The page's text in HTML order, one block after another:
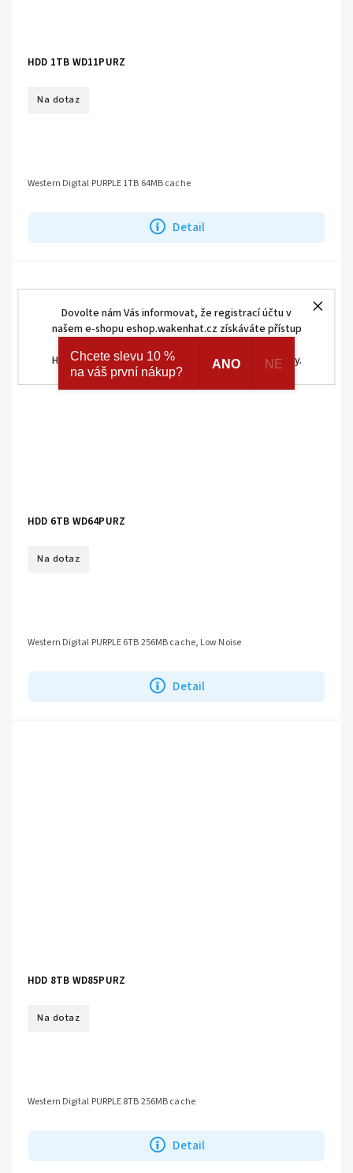
Dovolte nám Vás informovat, že registrací účtu v
našem e-shopu eshop.wakenhat.cz získáváte přístup
HOMEMATIC IP. Navíc registrací získáváte různé slevy.
HDD 1TB WD11PURZ
Na dotaz
Detail
Western Digital PURPLE 1TB 64MB cache
HDD 6TB WD64PURZ
Na dotaz
Detail
Western Digital PURPLE 6TB 256MB cache, Low Noise
HDD 8TB WD85PURZ
Na dotaz
Detail
Western Digital PURPLE 8TB 256MB cache
Chcete slevu 10 %
na váš první nákup?
ANO NE